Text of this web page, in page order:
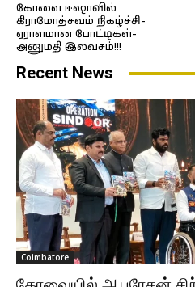
கோவை ஈஷாவில்
கிராமோத்சவம் நிகழ்ச்சி-
ஏராளமான போட்டிகள்-
அனுமதி இலவசம்!!!
Recent News
Coimbatore